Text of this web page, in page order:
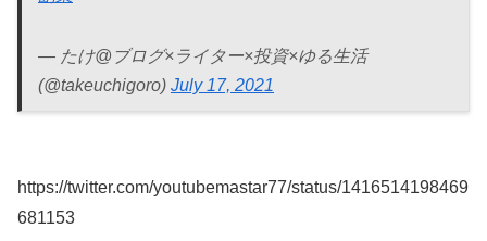
— たけ@ブログ×ライター×投資×ゆる生活
(@takeuchigoro) July 17, 2021
https://twitter.com/youtubemastar77/status/1416514198469
681153